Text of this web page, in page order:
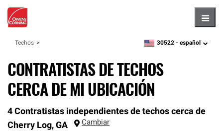
Techos zipcode,language
30522 - español
CONTRATISTAS DE TECHOS
CERCA DE MI UBICACIÓN
4 Contratistas independientes de techos cerca de
Cherry Log, GA Cambiar